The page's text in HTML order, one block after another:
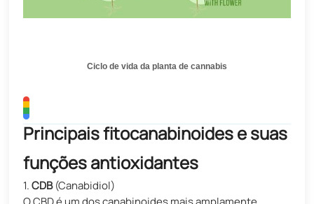
Ciclo de vida da planta de cannabis
Principais fitocanabinoides e suas
funções antioxidantes
1.CDB(Canabidiol)